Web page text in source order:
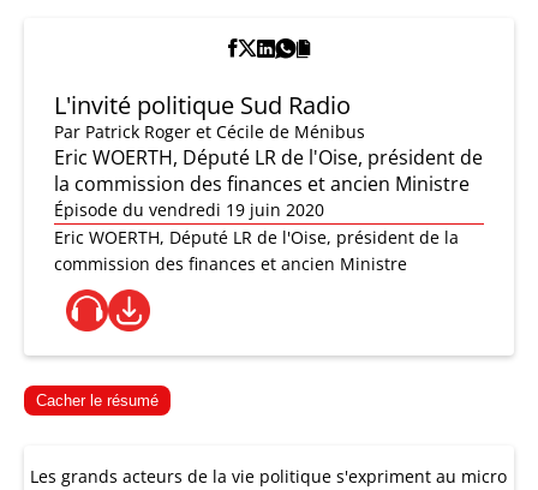
L'invité politique Sud Radio
Par Patrick Roger et Cécile de Ménibus
Eric WOERTH, Député LR de l'Oise, président de
la commission des finances et ancien Ministre
Épisode du vendredi 19 juin 2020
Eric WOERTH, Député LR de l'Oise, président de la
commission des finances et ancien Ministre
Cacher le résumé
Les grands acteurs de la vie politique s'expriment au micro